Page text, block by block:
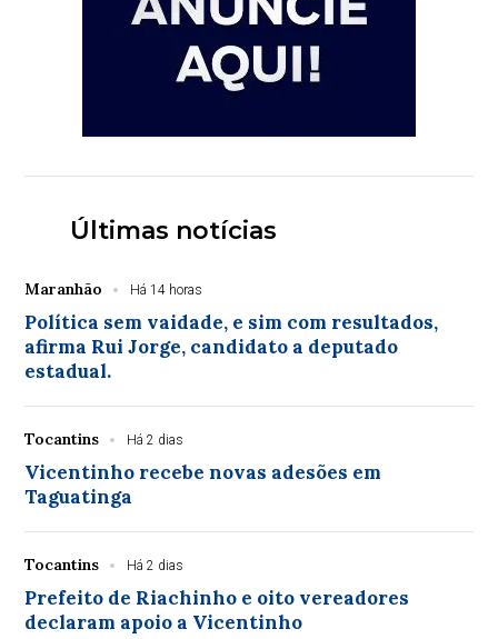
Últimas notícias
Maranhão Há 14 horas
Política sem vaidade, e sim com resultados,
afirma Rui Jorge, candidato a deputado
estadual.
Tocantins Há 2 dias
Vicentinho recebe novas adesões em
Taguatinga
Tocantins Há 2 dias
Prefeito de Riachinho e oito vereadores
declaram apoio a Vicentinho